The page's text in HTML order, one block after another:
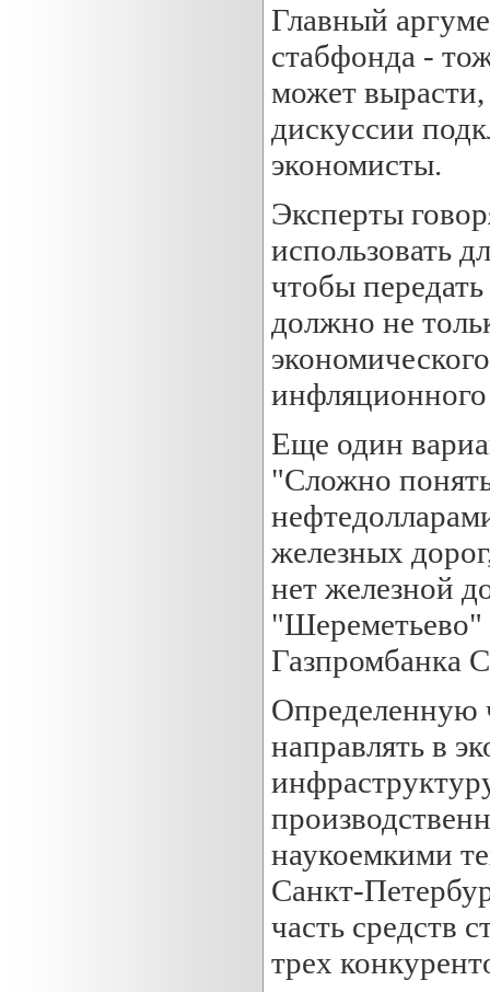
Главный
cтабфонда -
может
дискуссии
экономисты.
Эксперты
использовать
чтобы
должно не
Еще один
"Сложно
железных
нет железной
"Шереметьево"
Газпромбанка
Определенную
направлять в
наукоемкими
Санкт-
часть средств
трех